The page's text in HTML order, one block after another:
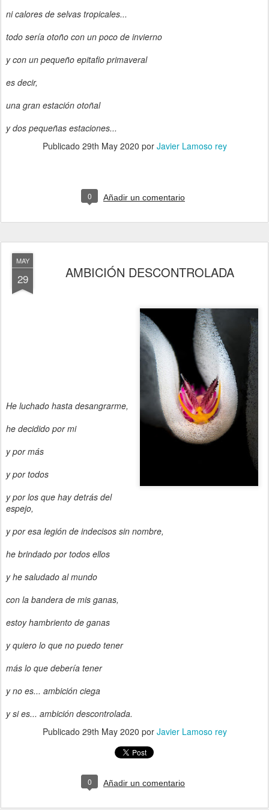
ni calores de selvas tropicales...
todo sería otoño con un poco de invierno
y con un pequeño epitafio primaveral
es decir,
una gran estación otoñal
y dos pequeñas estaciones...
Publicado 29th May 2020 por Javier Lamoso rey
0 Añadir un comentario
MAY
29 AMBICIÓN DESCONTROLADA
He luchado hasta desangrarme,
he decidido por mi
y por más
y por todos
y por los que hay detrás del
espejo,
y por esa legión de indecisos sin nombre,
he brindado por todos ellos
y he saludado al mundo
con la bandera de mis ganas,
estoy hambriento de ganas
y quiero lo que no puedo tener
más lo que debería tener
y no es... ambición ciega
y si es... ambición descontrolada.
Publicado 29th May 2020 por Javier Lamoso rey
0 Añadir un comentario